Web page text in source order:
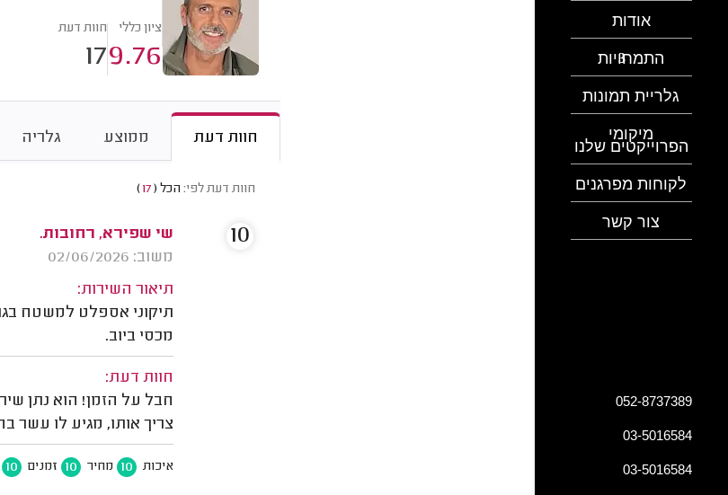
אודות
התמחויות
גלריית תמונות
מיקומי
הפרוייקטים שלנו
לקוחות מפרגנים
צור קשר
052-8737389
03-5016584
03-5016584